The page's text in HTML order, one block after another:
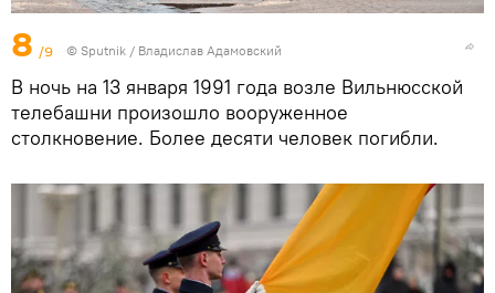
8 /9 © Sputnik / Владислав Адамовский
В ночь на 13 января 1991 года возле Вильнюсской
телебашни произошло вооруженное
столкновение. Более десяти человек погибли.